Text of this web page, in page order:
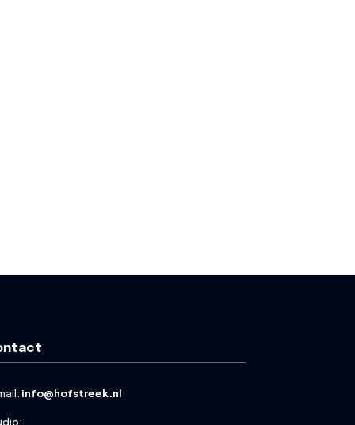
info@hofstreek.nl